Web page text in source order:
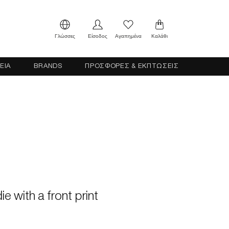
Γλώσσες Είσοδος Αγαπημένα Καλάθι
BRANDS ΠΡΟΣΦΟΡΕΣ & ΕΚΠΤΩΣΕΙΣ
with a front print